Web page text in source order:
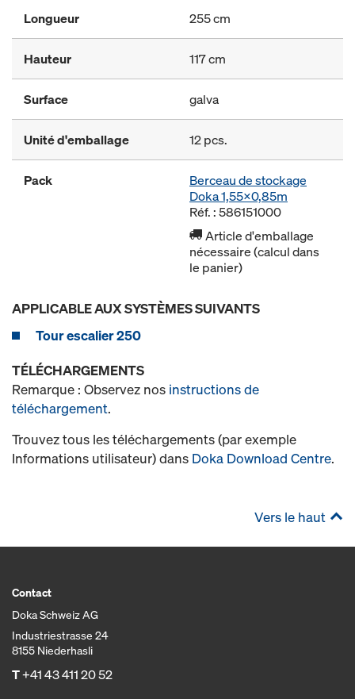
Longueur 255 cm
Hauteur 117 cm
Surface galva
Unité d'emballage 12 pcs.
Pack
Berceau de stockage
Doka 1,55x0,85m
Réf. : 586151000
Article d'emballage
nécessaire (calcul dans
le panier)
APPLICABLE AUX SYSTÈMES SUIVANTS
Tour escalier 250
TÉLÉCHARGEMENTS
Remarque : Observez nos instructions de
téléchargement.
Trouvez tous les téléchargements (par exemple
Informations utilisateur) dans Doka Download Centre.
Vers le haut
Contact
Doka Schweiz AG
Industriestrasse 24
8155 Niederhasli
T+41 43 411 20 52